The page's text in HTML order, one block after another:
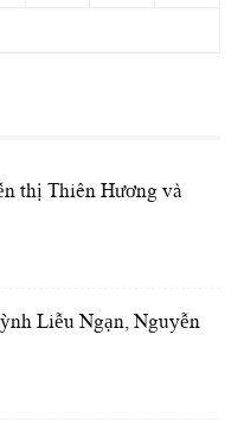
thị Thiên Hương và
Liễu Ngạn, Nguyễn